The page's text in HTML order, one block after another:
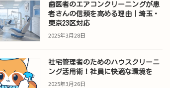
歯医者のエアコンクリーニングが患
者さんの信頼を高める理由｜埼玉・
東京23区対応
2025年3月28日
社宅管理者のためのハウスクリーニ
ング活用術！社員に快適な環境を
2025年3月26日